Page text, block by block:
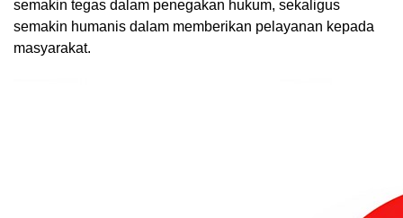
semakin tegas dalam penegakan hukum, sekaligus
semakin humanis dalam memberikan pelayanan kepada
masyarakat.